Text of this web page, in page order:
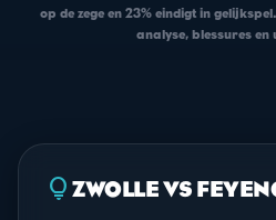
op de zege en 23% eindigt in
analyse, blessures
lightbulb ZWOLLE VS